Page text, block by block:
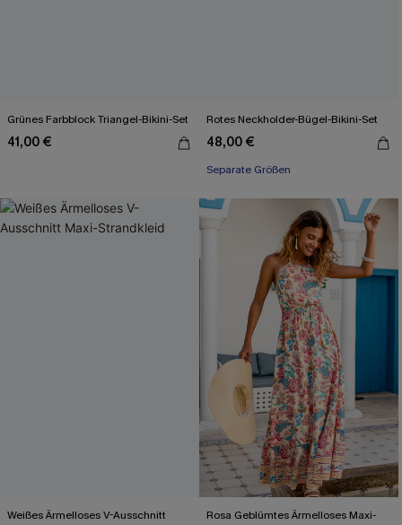
Grünes Farbblock Triangel-Bikini-Set
41,00 €
Rotes Neckholder-Bügel-Bikini-Set
48,00 €
Separate Größen
Weißes Ärmelloses V-Ausschnitt
Rosa Geblümtes Ärmelloses Maxi-